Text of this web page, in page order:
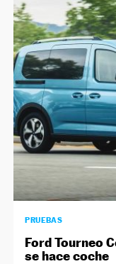
PRUEBAS
Ford Tourneo
se hace coche